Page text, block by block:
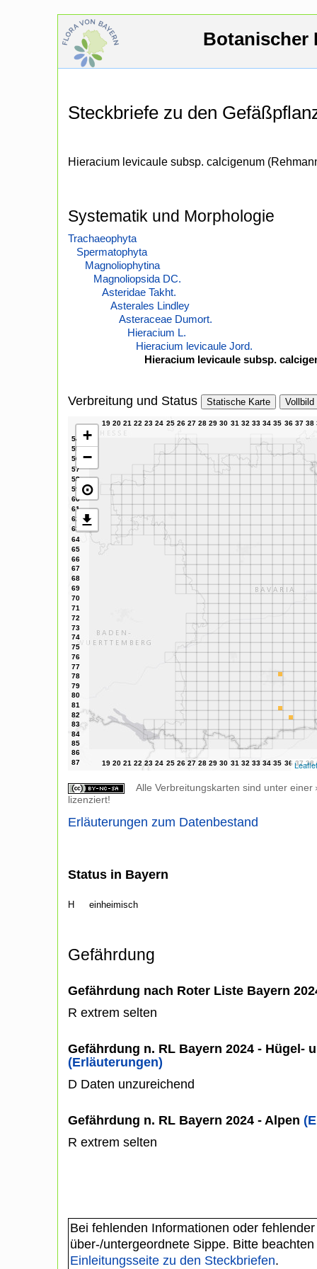
Botanischer
Steckbriefe zu den
Hieracium levicaule subsp. calcigenum
Systematik und Morphologie
Trachaeophyta
Spermatophyta
Magnoliophytina
Magnoliopsida DC.
Asteridae Takht.
Asterales Lindley
Asteraceae Dumort.
Hieracium L.
Hieracium levicaule Jord.
Hieracium levicaule subsp.
Verbreitung und Status Statische Karte Vollbild
+
−
⊙
Leaflet
Alle Verbreitungskarten sind unter einer
lizenziert!
Erläuterungen zum Datenbestand
Status in Bayern
H einheimisch
Gefährdung
Gefährdung nach Roter Liste Bayern
R extrem selten
Gefährdung n. RL Bayern 2024 - Hügel-
(Erläuterungen)
D Daten unzureichend
Gefährdung n. RL Bayern 2024 - Alpen
R extrem selten
Bei fehlenden Informationen oder
über-/untergeordnete Sippe. Bitte
Einleitungsseite zu den Steckbriefen.